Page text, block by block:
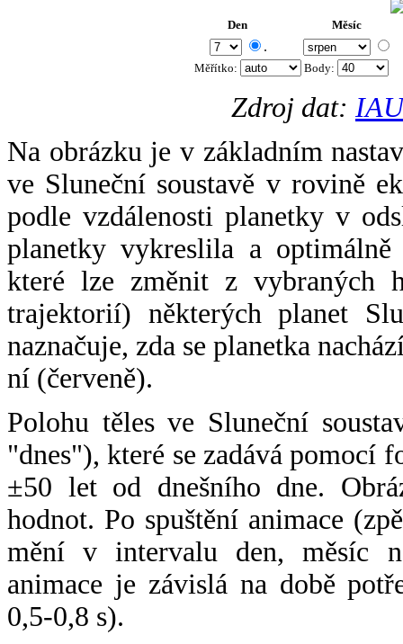
Den Měsíc
.
Měřítko: Body:
Zdroj dat:
Na obrázku je v základním
ve Sluneční soustavě v rovině
podle vzdálenosti planetky v
planetky vykreslila a
které lze změnit z vybraných
trajektorií) některých planet
naznačuje, zda se planetka
ní (červeně).
Polohu těles ve Sluneční
"dnes"), které se zadává pomocí
±50 let od dnešního dne.
hodnot. Po spuštění animace
mění v intervalu den, měsíc
animace je závislá na době
0,5-0,8 s).